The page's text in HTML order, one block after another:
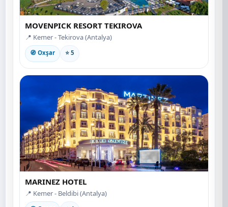
MOVENPICK RESORT TEKIROVA
📍 Kemer - Tekirova (Antalya)
🧭 Oxşar ⭐ 5
MARINEZ HOTEL
📍 Kemer - Beldibi (Antalya)